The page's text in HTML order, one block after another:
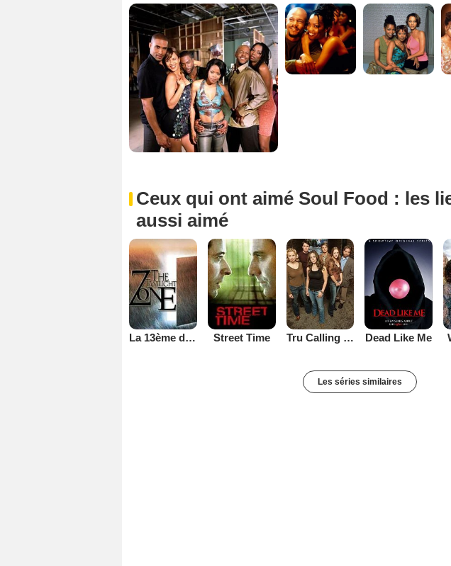
Ceux qui ont aimé Soul Food : les
aussi aimé
La 13ème dimension Street Time Tru Calling : compte à rebours Dead Like Me
Les séries similaires